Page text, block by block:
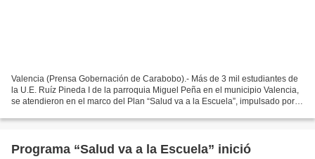
Valencia (Prensa Gobernación de Carabobo).- Más de 3 mil estudiantes de
la U.E. Ruíz Pineda I de la parroquia Miguel Peña en el municipio Valencia,
se atendieron en el marco del Plan “Salud va a la Escuela”, impulsado por el
Programa “Salud va a la Escuela” inició